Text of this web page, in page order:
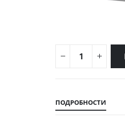
Перейти
началу
галереи
изображений
ПОДРОБНОСТИ